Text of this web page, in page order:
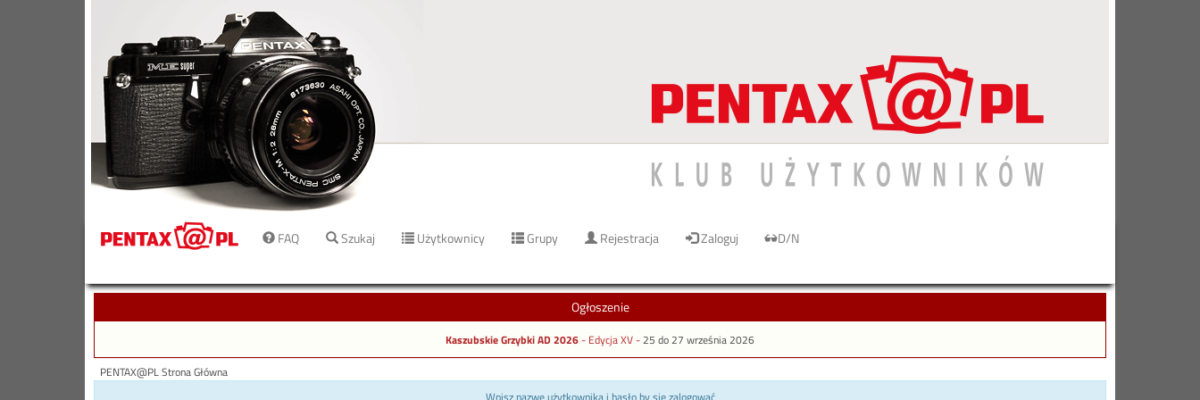
FAQ Szukaj Użytkownicy Grupy Rejestracja Zaloguj D/N
Ogłoszenie
Kaszubskie Grzybki AD 2026- Edycja XV -25 do 27 września 2026
PENTAX@PL Strona Główna